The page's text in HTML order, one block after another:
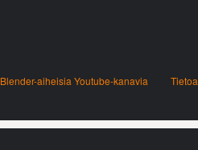
Blender-aiheisia Youtube-kanavia Tietoa